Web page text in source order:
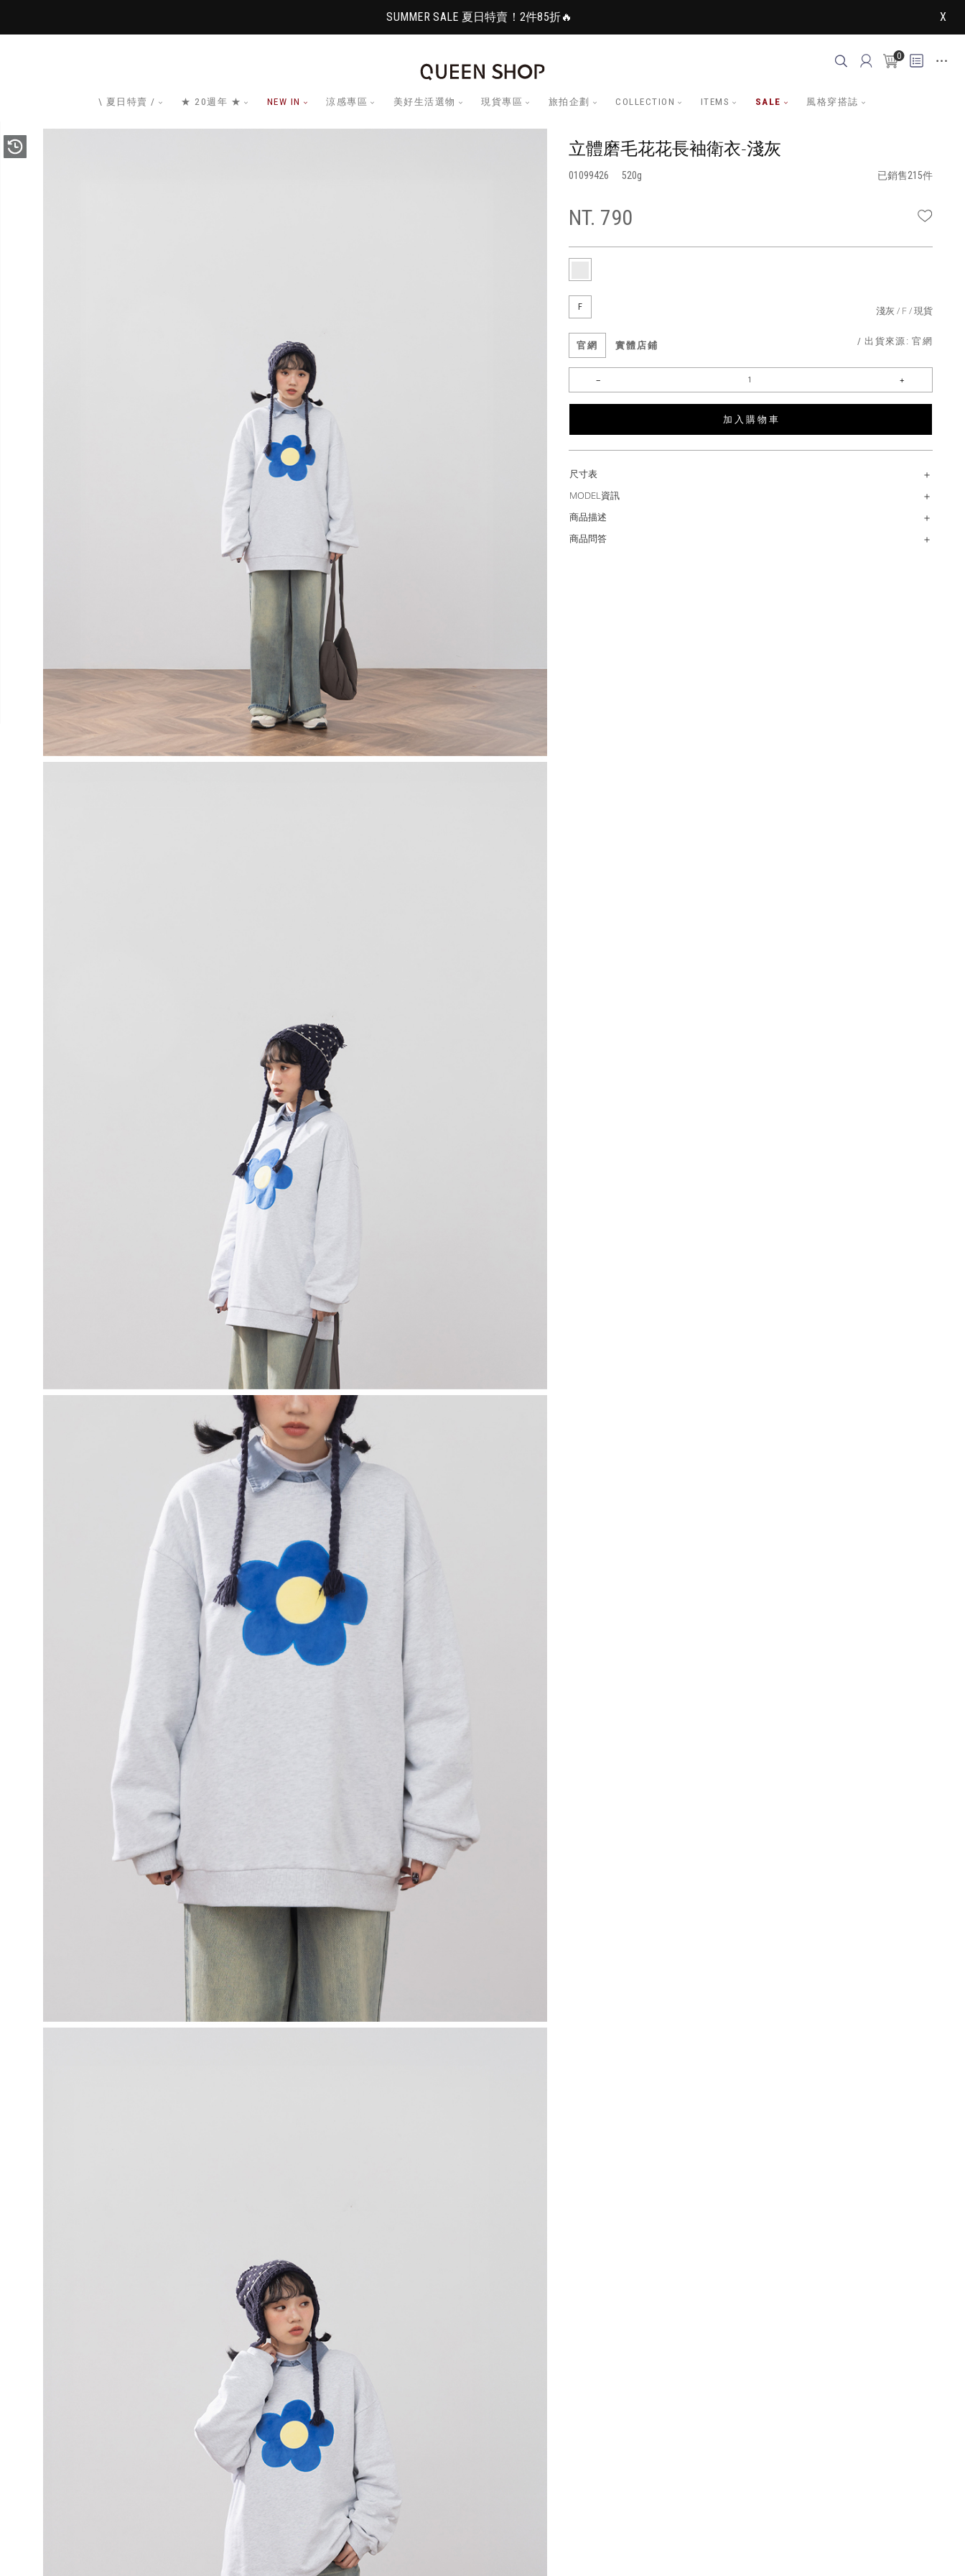
SUMMER SALE 夏日特賣！2件85折🔥 X
0
\ 夏日特賣 / ★ 20週年 ★ NEW IN 涼感專區 美好生活選物 現貨專區 旅拍企劃 COLLECTION ITEMS SALE 風格穿搭誌
立體磨毛花花長袖衛衣-淺灰
01099426 520 已銷售215件
NT. 790
F 淺灰 F 現貨
官網 實體店鋪 / 出貨來源:官網
加 入 購 物 車
尺寸表
MODEL資訊
商品描述
商品問答